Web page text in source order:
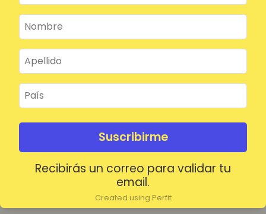
Suscribirme
Recibirás un correo para validar tu
email.
Created using Perfit
Mantenerme conectado
Acceder